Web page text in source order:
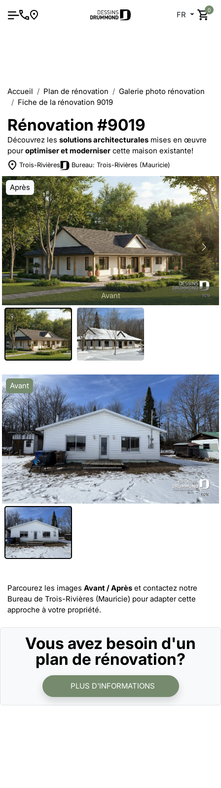
FR
0
Accueil Plan de rénovation
Galerie photo rénovation
Fiche de la rénovation 9019
Rénovation #9019
Découvrez les solutions architecturales mises en œuvre
pouroptimiser et moderniser cette maison existante!
Trois-Rivières Bureau: Trois-Rivières (Mauricie)
Après
Avant
Avant
Parcourez les images Avant / Après et contactez notre
Bureau de Trois-Rivières (Mauricie) pour adapter cette
approche à votre propriété.
Vous avez besoin d'un
plan de rénovation?
PLUS D'INFORMATIONS